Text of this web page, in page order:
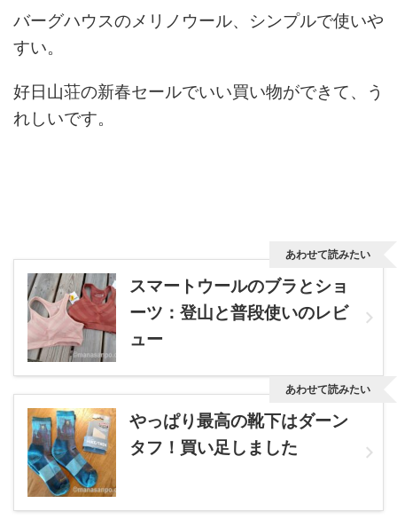
バーグハウスのメリノウール、シンプルで使いや
すい。
好日山荘の新春セールでいい買い物ができて、う
れしいです。
スマートウールのブラとショ
ーツ：登山と普段使いのレビ
ュー
あわせて読みたい
やっぱり最高の靴下はダーン
タフ！買い足しました
あわせて読みたい